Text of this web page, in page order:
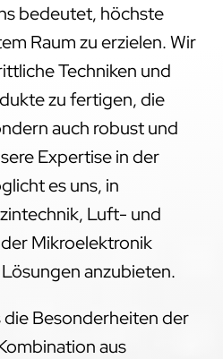
bedeutet, höchste
Raum zu erzielen. Wir
Techniken und
zu fertigen, die
auch robust und
Expertise in der
es uns, in
Luft- und
Mikroelektronik
anzubieten.
die Besonderheiten der
aus